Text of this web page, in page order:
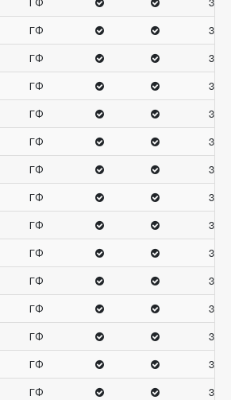
ГФ
32
ГФ
32
ГФ
32
ГФ
32
ГФ
32
ГФ
32
ГФ
32
ГФ
32
ГФ
32
ГФ
32
ГФ
32
ГФ
32
ГФ
32
ГФ
32